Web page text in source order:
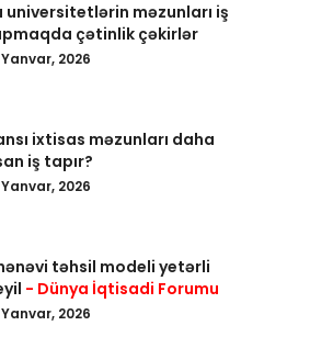
universitetlərin məzunları iş
çətinlik çəkirlər
Yanvar, 2026
ixtisas məzunları daha
iş tapır?
Yanvar, 2026
təhsil modeli yetərli
- Dünya İqtisadi Forumu
Yanvar, 2026